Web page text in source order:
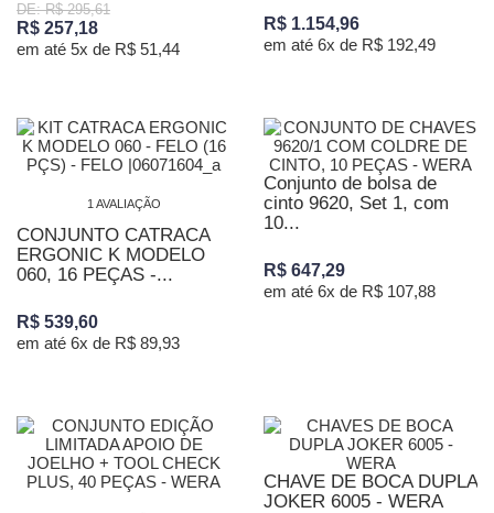
DE: R$ 295,61
R$ 257,18
em até 5x de R$ 51,44
R$ 1.154,96
em até 6x de R$ 192,49
1 AVALIAÇÃO
CONJUNTO CATRACA
ERGONIC K MODELO
060, 16 PEÇAS -...
R$ 539,60
em até 6x de R$ 89,93
Conjunto de bolsa de
cinto 9620, Set 1, com
10...
R$ 647,29
em até 6x de R$ 107,88
CHAVE DE BOCA DUPLA
JOKER 6005 - WERA